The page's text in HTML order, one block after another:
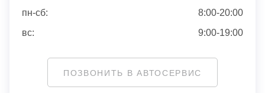
пн-сб:
8:00-20:00
вс:
9:00-19:00
ПОЗВОНИТЬ В АВТОСЕРВИС